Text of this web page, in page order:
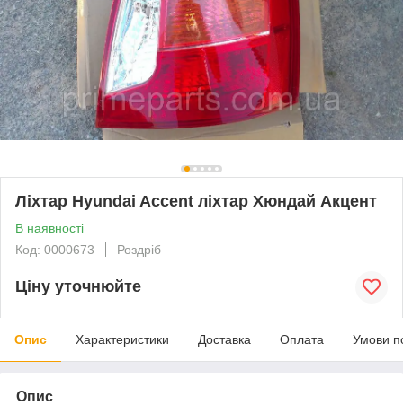
Ліхтар Hyundai Accent ліхтар Хюндай Акцент
В наявності
Код: 0000673
Роздріб
Ціну уточнюйте
Опис Характеристики Доставка Оплата Умови
Опис